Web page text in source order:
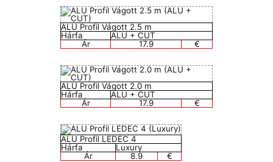
ALU Profil Vágott 2.5 m
Hárfa
ALU + CUT
Ár
17.9 €
ALU Profil Vágott 2.0 m
Hárfa
ALU + CUT
Ár
17.9 €
ALU Profil LEDEC 4
Hárfa
Luxury
Ár
8.9 €